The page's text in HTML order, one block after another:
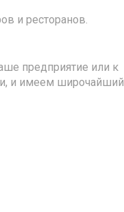
и ресторанов.
предприятие или к
и имеем широчайший